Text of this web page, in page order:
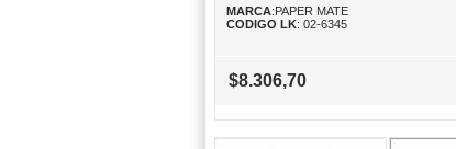
MARCA:PAPER MATE
CODIGO LK: 02-6345
$8.306,70